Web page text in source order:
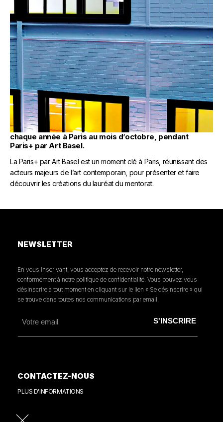
L'EXPOSITION
Le fruit du travail réalisé durant le mentorat se voit
consacré sous la forme d’une exposition s’ouvrant
chaque année à Paris au mois d’octobre, pendant
Paris+ par Art Basel.
La Paris+ par Art Basel est un moment clé à Paris, réunissant des
acteurs majeurs de l’art contemporain, pour présenter et faire
découvrir les créations du lauréat du mentorat.
NEWSLETTER
En vous inscrivant, vous acceptez de recevoir notre newsletter,
conformément à notre politique de confidentialité. Vous pouvez vous
désinscrire à tout moment en cliquant sur le lien « Se désinscrire » qui
se trouve dans toutes nos communications par email.
CONTACTEZ-NOUS
PLUS D'INFORMATIONS
PRESSE